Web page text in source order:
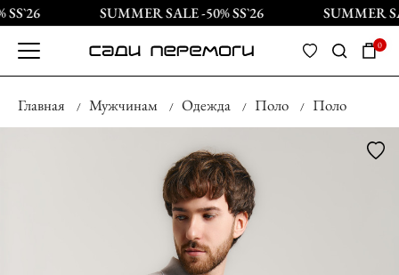
SUMMER SALE -50% SS`26 SUMMER
0
Главная Мужчинам Одежда Поло Поло